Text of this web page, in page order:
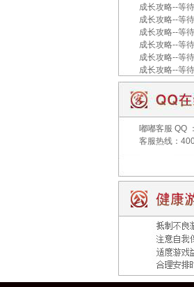
成长攻略--等
成长攻略--等
成长攻略--等
成长攻略--等
成长攻略--等
成长攻略--等
嘟嘟客服 QQ
客服热线：